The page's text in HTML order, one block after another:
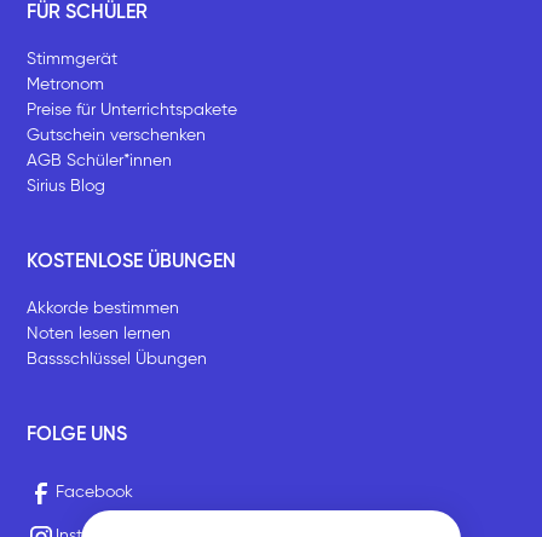
FÜR SCHÜLER
Stimmgerät
Metronom
Preise für Unterrichtspakete
Gutschein verschenken
AGB Schüler*innen
Sirius Blog
KOSTENLOSE ÜBUNGEN
Akkorde bestimmen
Noten lesen lernen
Bassschlüssel Übungen
FOLGE UNS
Facebook